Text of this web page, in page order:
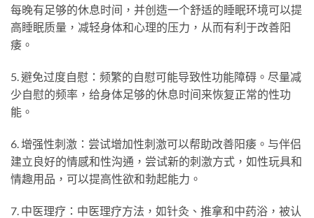
每晚有足够的休息时间，并创造一个舒适的睡眠环境可以提
高睡眠质量，减轻身体和心理的压力，从而有利于改善阳
痿。
5. 避免过度自慰：频繁的自慰可能导致性功能障碍。尽量减
少自慰的频率，给身体足够的休息时间来恢复正常的性功
能。
6. 增强性刺激：尝试增加性刺激可以帮助改善阳痿。与伴侣
建立良好的情感和性沟通，尝试新的刺激方式，如性玩具和
情趣用品，可以提高性欲和勃起能力。
7. 中医理疗：中医理疗方法，如针灸、推拿和中药浴，被认